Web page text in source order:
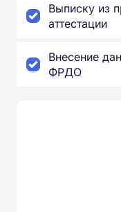
Выписку из
аттестации
Внесение
ФРДО